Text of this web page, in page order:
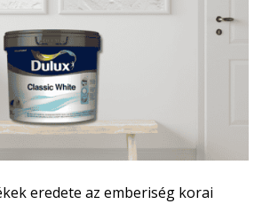
eredete az emberiség korai